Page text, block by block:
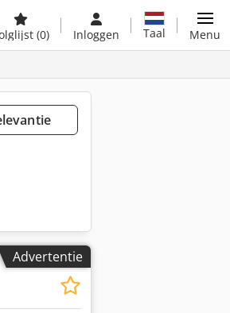
(0) Inloggen Taal Menu
Advertentie